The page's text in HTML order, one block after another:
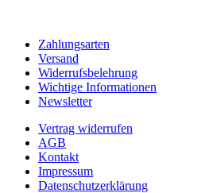
Zahlungsarten
Versand
Widerrufsbelehrung
Wichtige Informationen
Newsletter
Vertrag widerrufen
AGB
Kontakt
Impressum
Datenschutzerklärung